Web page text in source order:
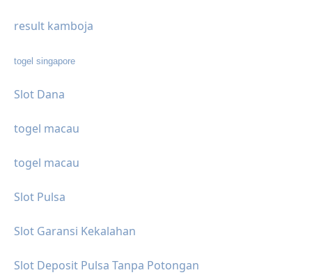
result kamboja
togel singapore
Slot Dana
togel macau
togel macau
Slot Pulsa
Slot Garansi Kekalahan
Slot Deposit Pulsa Tanpa Potongan